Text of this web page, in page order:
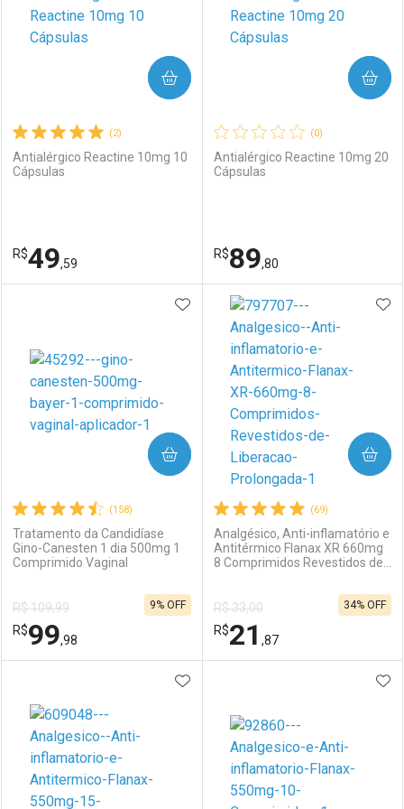
(2)
Antialérgico Reactine 10mg 10
Cápsulas
R$49,59
COMPRAR
FECHAR
Laboratório
Ativar Desconto
Comprar sem Desconto
Por R$ 49,59/cada
FECHAR
Por Menos
Comprar sem Desconto
Por R$ 49,59/cada
(0)
Antialérgico Reactine 10mg 20
Cápsulas
R$89,80
COMPRAR
Laboratório
Ativar Desconto
Comprar sem Desconto
Por R$ 89,80/cada
Por Menos
Comprar sem Desconto
Por R$ 89,80/cada
(158)
Tratamento da Candidíase
Gino-Canesten 1 dia 500mg 1
Comprimido Vaginal
R$ 109,99
R$99,98
9% OFF
ADICIONAR AOS FAVORITOS
COMPRAR
Laboratório
Por Menos
(69)
Analgésico, Anti-inflamatório e
Antitérmico Flanax XR 660mg
8 Comprimidos Revestidos de
R$ 33,00
R$21 ,87
34% OFF
COMPRAR
Laboratório
Por Menos
ADICIONAR AOS FAVORITOS